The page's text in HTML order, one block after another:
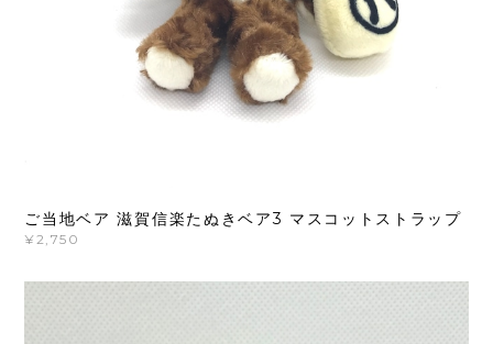
ご当地ベア 滋賀信楽たぬきベア3 マスコットストラップ
¥2,750